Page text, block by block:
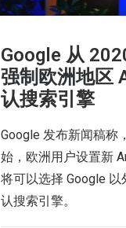
Google 从
强制欧洲地区
认搜索引擎
Google 发布新闻稿称
始，欧洲用户设置新
将可以选择 Google
认搜索引擎。